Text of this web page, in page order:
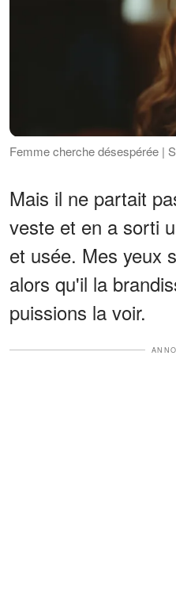
Femme cherche désespérée |
Mais il ne partait
veste et en a sorti
et usée. Mes yeux
alors qu'il la
puissions la voir.